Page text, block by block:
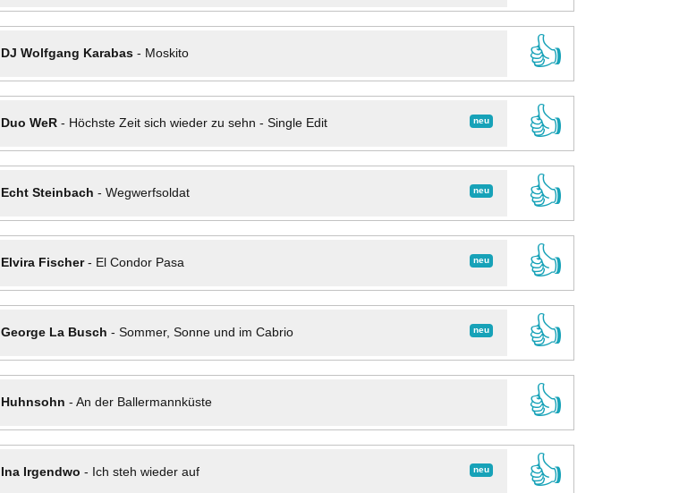
DJ Wolfgang Karabas- Moskito
👍
neu
Duo WeR- Höchste Zeit sich wieder zu sehn - Single Edit
👍
neu
Echt Steinbach - Wegwerfsoldat
👍
neu
Elvira Fischer- El Condor Pasa
👍
neu
George La Busch - Sommer, Sonne und im Cabrio
👍
Huhnsohn - An der Ballermannküste
👍
neu
Ina Irgendwo - Ich steh wieder auf
👍